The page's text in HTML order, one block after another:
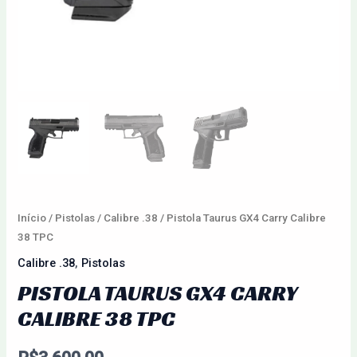
Início / Pistolas / Calibre .38 / Pistola Taurus GX4 Carry Calibre
38 TPC
Calibre .38, Pistolas
PISTOLA TAURUS GX4 CARRY
CALIBRE 38 TPC